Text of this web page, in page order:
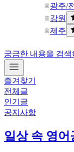
광주/
강원
제주
궁금한 내용을 검색
즐겨찾기
전체글
인기글
공지사항
일상 속 영어